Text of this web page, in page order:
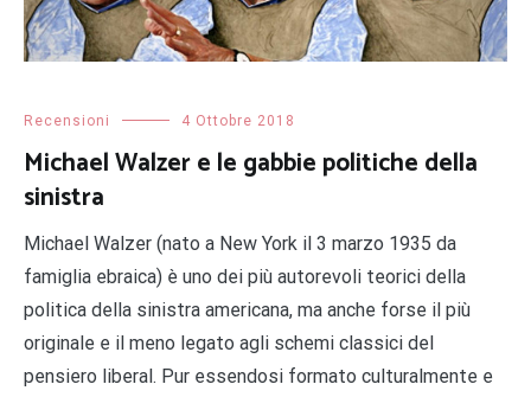
Recensioni 4 Ottobre 2018
Michael Walzer e le gabbie politiche della
sinistra
Michael Walzer (nato a New York il 3 marzo 1935 da
famiglia ebraica) è uno dei più autorevoli teorici della
politica della sinistra americana, ma anche forse il più
originale e il meno legato agli schemi classici del
pensiero liberal. Pur essendosi formato culturalmente e